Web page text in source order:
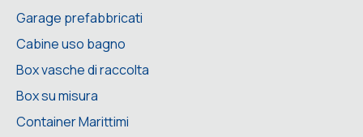
Garage prefabbricati
Cabine uso bagno
Box vasche di raccolta
Box su misura
Container Marittimi